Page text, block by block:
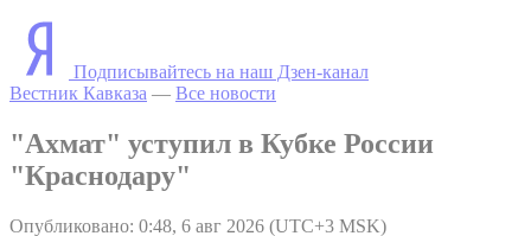
Подписывайтесь на наш Дзен-канал
Вестник Кавказа — Все новости
"Ахмат" уступил в Кубке России
"Краснодару"
Опубликовано: 0:48, 6 авг 2026 (UTC+3 MSK)